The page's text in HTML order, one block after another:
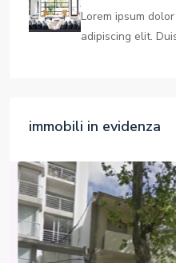
Lorem ipsum
adipiscing elit.
immobili in evidenza